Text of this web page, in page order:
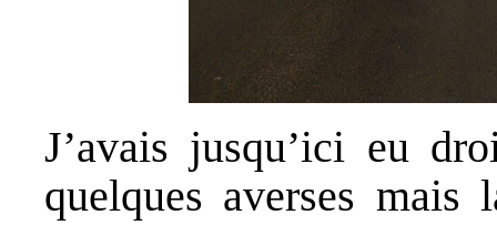
J’avais jusqu’ici eu
quelques averses mais